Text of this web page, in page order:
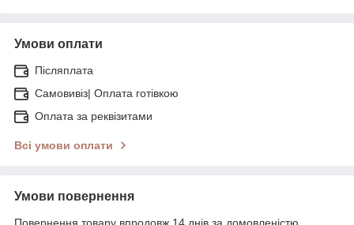
Умови оплати
Післяплата
Самовивіз| Оплата готівкою
Оплата за реквізитами
Всі умови оплати
Умови повернення
Повернення товару впродовж 14 днів за домовленістю